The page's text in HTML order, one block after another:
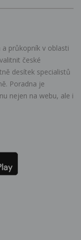
průkopník v oblasti
české
desítek specialistů
Poradna je
nejen na webu, ale i